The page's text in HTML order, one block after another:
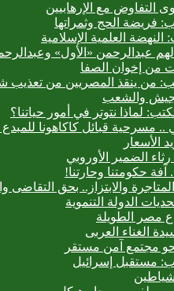
التفاوض مع الإرهابيين
فريضة الحج وثمراتها
العلمية الإسلامية
عبدالرحمن «الأول»
من إخوان الصفا
من ينقذ المصريين من تعذيب
والشعب
لماذا نتوتر في أمور حياتنا؟
.. مسرحية قبائل كاكاهونا
الأسعار
الضمير الأوروبي
حكومتنا وحارتنا!
والابتزاز.. بحق التقاضى
الدولة التنموية
مصر الطويلة
الغناء العربى
مجتمع آمن مستقر
مستقبل إسرائيل